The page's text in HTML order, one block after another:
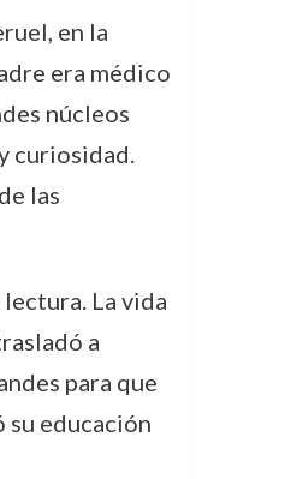
en la
era médico
núcleos
curiosidad.
las
La vida
a
para que
su educación